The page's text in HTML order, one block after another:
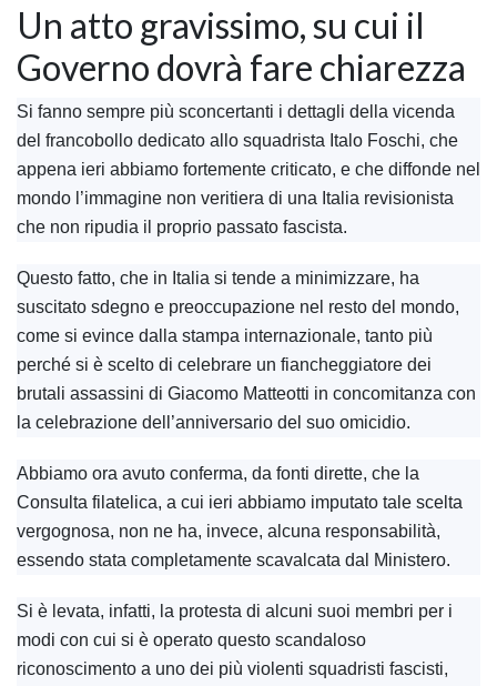
Un atto gravissimo, su cui il
Governo dovrà fare chiarezza
Si fanno sempre più sconcertanti i dettagli della vicenda
del francobollo dedicato allo squadrista Italo Foschi, che
appena ieri abbiamo fortemente criticato, e che diffonde nel
mondo l’immagine non veritiera di una Italia revisionista
che non ripudia il proprio passato fascista.
Questo fatto, che in Italia si tende a minimizzare, ha
suscitato sdegno e preoccupazione nel resto del mondo,
come si evince dalla stampa internazionale, tanto più
perché si è scelto di celebrare un fiancheggiatore dei
brutali assassini di Giacomo Matteotti in concomitanza con
la celebrazione dell’anniversario del suo omicidio.
Abbiamo ora avuto conferma, da fonti dirette, che la
Consulta filatelica, a cui ieri abbiamo imputato tale scelta
vergognosa, non ne ha, invece, alcuna responsabilità,
essendo stata completamente scavalcata dal Ministero.
Si è levata, infatti, la protesta di alcuni suoi membri per i
modi con cui si è operato questo scandaloso
riconoscimento a uno dei più violenti squadristi fascisti,